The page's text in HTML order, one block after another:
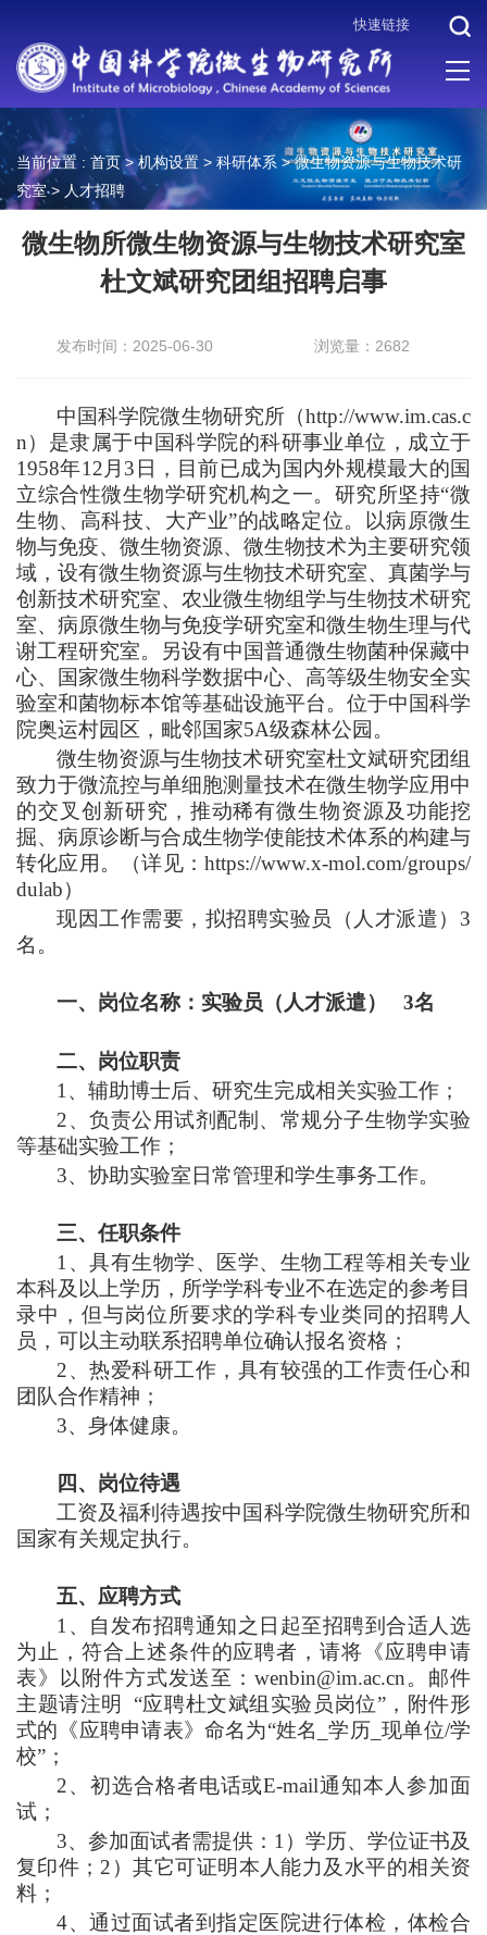
快速链接
当前位置 : 首页>机构设置 > 科研体系 >微生物资源与生物技术研
究室> 人才招聘
微生物所微生物资源与生物技术研究室
杜文斌研究团组招聘启事
发布时间：2025-06-30 浏览量：2682
中国科学院微生物研究所（http://www.im.cas.c
n）是隶属于中国科学院的科研事业单位，成立于
1958年12月3日，目前已成为国内外规模最大的国
立综合性微生物学研究机构之一。研究所坚持“微
生物、高科技、大产业”的战略定位。以病原微生
物与免疫、微生物资源、微生物技术为主要研究领
域，设有微生物资源与生物技术研究室、真菌学与
创新技术研究室、农业微生物组学与生物技术研究
室、病原微生物与免疫学研究室和微生物生理与代
谢工程研究室。另设有中国普通微生物菌种保藏中
心、国家微生物科学数据中心、高等级生物安全实
验室和菌物标本馆等基础设施平台。位于中国科学
院奥运村园区，毗邻国家5A级森林公园。
微生物资源与生物技术研究室杜文斌研究团组
致力于微流控与单细胞测量技术在微生物学应用中
的交叉创新研究，推动稀有微生物资源及功能挖
掘、病原诊断与合成生物学使能技术体系的构建与
转化应用。（详见：https://www.x-mol.com/groups/
dulab）
现因工作需要，拟招聘实验员（人才派遣）3
名。
一、岗位名称：实验员（人才派遣） 3名
二、岗位职责
1 、辅助博士后、研究生完成相关实验工作；
2、负责公用试剂配制、常规分子生物学实验
等基础实验工作；
3、协助实验室日常管理和学生事务工作。
三、任职条件
1 、具有生物学、医学、生物工程等相关专业
本科及以上学历，所学学科专业不在选定的参考目
录中，但与岗位所要求的学科专业类同的招聘人
员，可以主动联系招聘单位确认报名资格；
2、热爱科研工作，具有较强的工作责任心和
团队合作精神；
3、身体健康。
四、岗位待遇
工资及福利待遇按中国科学院微生物研究所和
国家有关规定执行。
五、应聘方式
1 、自发布招聘通知之日起至招聘到合适人选
为止，符合上述条件的应聘者，请将《应聘申请
表》以附件方式发送至：wenbin@im.ac.cn。邮件
主题请注明 “应聘杜文斌组实验员岗位”，附件形
式的《应聘申请表》命名为“姓名_学历_现单位/学
校”；
2、初选合格者电话或E-mail通知本人参加面
试；
3、参加面试者需提供：1）学历、学位证书及
复印件；2）其它可证明本人能力及水平的相关资
料；
4、通过面试者到指定医院进行体检，体检合